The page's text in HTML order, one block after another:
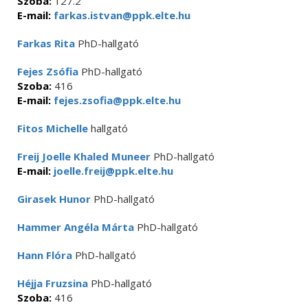
E-mail: farkas.istvan@ppk.elte.hu
Farkas Rita PhD-hallgató
Fejes Zsófia PhD-hallgató
Szoba: 416
E-mail: fejes.zsofia@ppk.elte.hu
Fitos Michelle hallgató
Freij Joelle Khaled Muneer PhD-hallgató
E-mail: joelle.freij@ppk.elte.hu
Girasek Hunor PhD-hallgató
Hammer Angéla Márta PhD-hallgató
Hann Flóra PhD-hallgató
Héjja Fruzsina PhD-hallgató
Szoba: 416